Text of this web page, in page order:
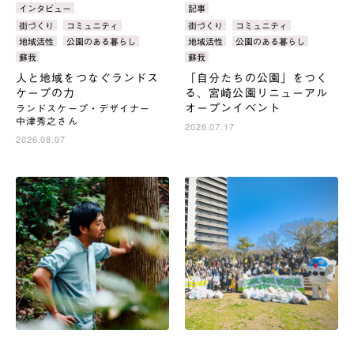
カ
テ
ゴ
リ：
インタビュー
タ
グ：
街づくり
コミュニティ
地域活性
公園のある暮らし
蘇我
人と地域をつなぐランドス
ケープの力
ランドスケープ・デザイナー
中津秀之さん
2026.08.07
カ
テ
ゴ
リ：
記事
タ
グ：
街づくり
コミュニティ
地域活性
公園のある暮らし
蘇我
「自分たちの公園」をつく
る、宮崎公園リニューアル
オープンイベント
2026.07.17